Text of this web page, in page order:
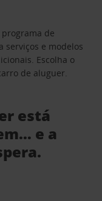
de
serviços e modelos
Escolha o
de aluguer.
está
e a